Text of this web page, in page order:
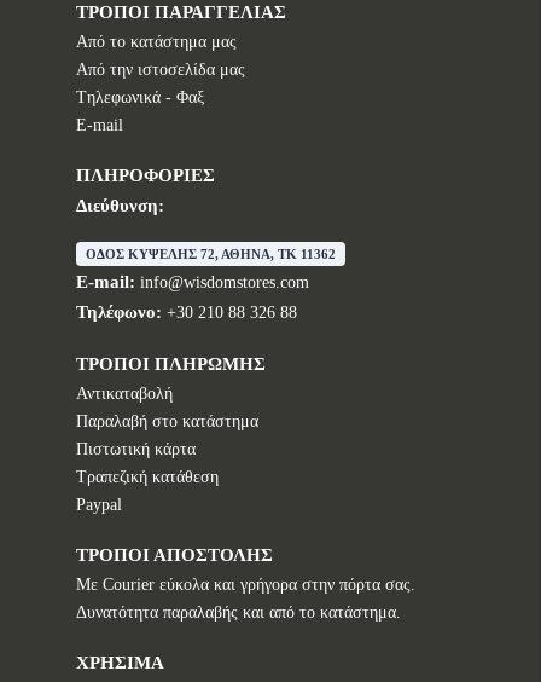
ΤΡΟΠΟΙ ΠΑΡΑΓΓΕΛΙΑΣ
Από το κατάστημα μας
Από την ιστοσελίδα μας
Tηλεφωνικά - Φαξ
E-mail
ΠΛΗΡΟΦΟΡΙΕΣ
Διεύθυνση:
ΟΔΟΣ ΚΥΨΕΛΗΣ 72, ΑΘΗΝΑ, TK 11362
E-mail: info@wisdomstores.com
Τηλέφωνο: +30 210 88 326 88
ΤΡΟΠΟΙ ΠΛΗΡΩΜΗΣ
Αντικαταβολή
Παραλαβή στο κατάστημα
Πιστωτική κάρτα
Τραπεζική κατάθεση
Paypal
ΤΡΟΠΟΙ ΑΠΟΣΤΟΛΗΣ
Με Courier εύκολα και γρήγορα στην πόρτα σας.
Δυνατότητα παραλαβής και από το κατάστημα.
ΧΡΗΣΙΜΑ